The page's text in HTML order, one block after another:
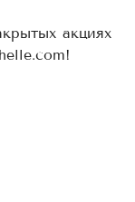
акциях